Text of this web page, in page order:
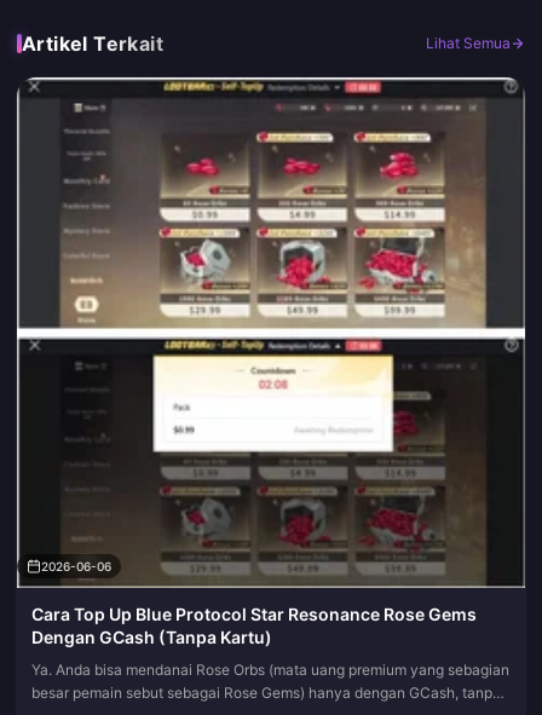
Artikel Terkait Lihat Semua
2026-06-06
Cara Top Up Blue Protocol Star Resonance Rose Gems
Dengan GCash (Tanpa Kartu)
Ya. Anda bisa mendanai Rose Orbs (mata uang premium yang sebagian
besar pemain sebut sebagai Rose Gems) hanya dengan GCash, tanpa